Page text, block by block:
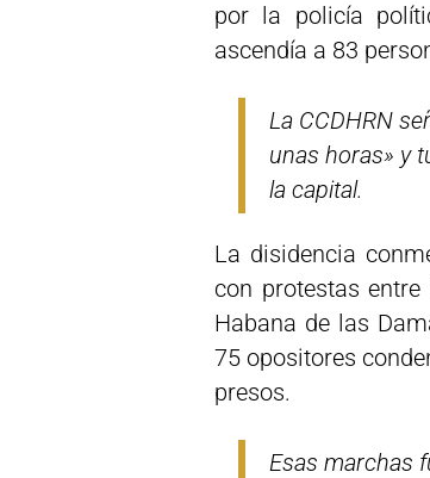
por la policía
ascendía a 83
La CCDHRN
unas horas» y
la capital.
La disidencia
con protestas
Habana de las
75 opositores
presos.
Esas marchas